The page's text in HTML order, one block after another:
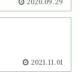
2021.11.01